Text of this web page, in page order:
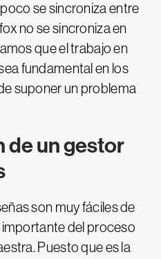
se sincroniza entre
no se sincroniza en
que el trabajo en
fundamental en los
suponer un problema
de un gestor
son muy fáciles de
del proceso
Puesto que es la